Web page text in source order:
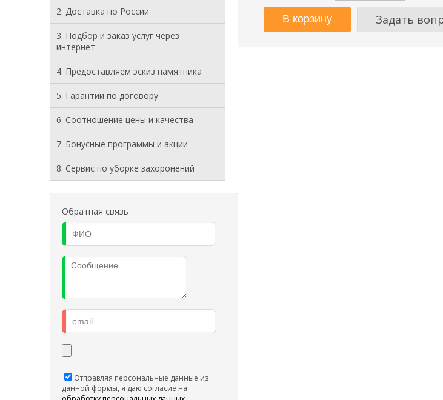
2. Доставка по России
3. Подбор и заказ услуг через
интернет
4. Предоставляем эскиз памятника
5. Гарантии по договору
6. Соотношение цены и качества
7. Бонусные программы и акции
8. Cервис по уборке захоронений
Обратная связь
Отправляя персональные данные из
данной формы, я даю согласие на
Задать